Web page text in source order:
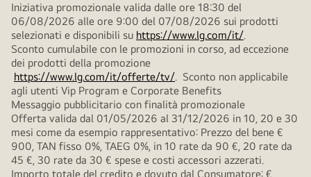
Iniziativa promozionale valida dalle ore 18:30 del
06/08/2026 alle ore 9:00 del 07/08/2026 sui prodotti
selezionati e disponibili su https://www.lg.com/it/.
Sconto cumulabile con le promozioni in corso, ad eccezione
dei prodotti della promozione
https://www.lg.com/it/offerte/tv/. Sconto non applicabile
agli utenti Vip Program e Corporate Benefits
Messaggio pubblicitario con finalità promozionale
Offerta valida dal 01/05/2026 al 31/12/2026 in 10, 20 e 30
mesi come da esempio rappresentativo: Prezzo del bene €
900, TAN fisso 0%, TAEG 0%, in 10 rate da 90 €, 20 rate da
45 €, 30 rate da 30 € spese e costi accessori azzerati.
Importo totale del credito e dovuto dal Consumatore: €